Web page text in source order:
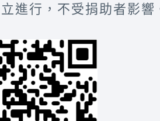
進行，不受捐助者影響